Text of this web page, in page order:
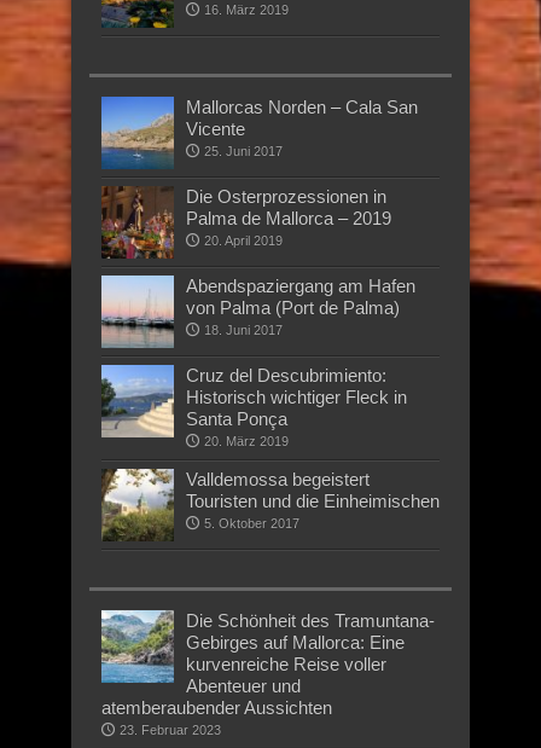
16. März 2019
Mallorcas Norden – Cala San
Vicente
25. Juni 2017
Die Osterprozessionen in
Palma de Mallorca – 2019
20. April 2019
Abendspaziergang am Hafen
von Palma (Port de Palma)
18. Juni 2017
Cruz del Descubrimiento:
Historisch wichtiger Fleck in
Santa Ponça
20. März 2019
Valldemossa begeistert
Touristen und die Einheimischen
5. Oktober 2017
Die Schönheit des Tramuntana-
Gebirges auf Mallorca: Eine
kurvenreiche Reise voller
Abenteuer und
atemberaubender Aussichten
23. Februar 2023